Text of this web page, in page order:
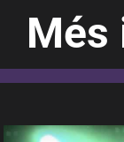
Més